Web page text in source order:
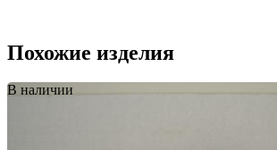
Похожие изделия
В наличии